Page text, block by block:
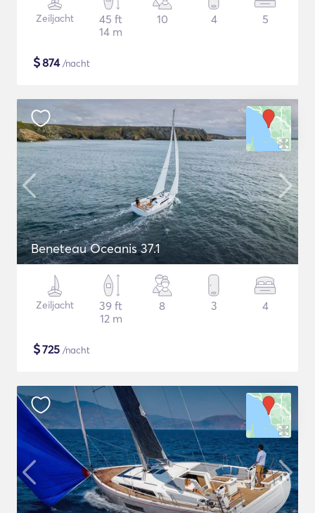
Zeiljacht
45 ft
14 m
10 4 5
$874/nacht
Beneteau Oceanis 37.1
Zeiljacht
39 ft
12 m
8 3 4
$725 /nacht